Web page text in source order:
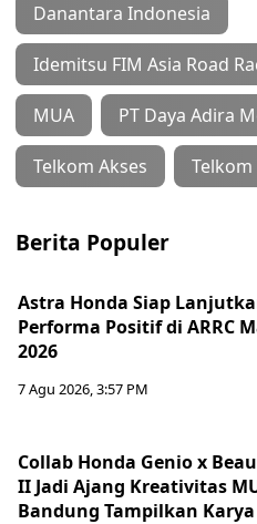
Danantara Indonesia
Idemitsu FIM Asia Road
MUA PT Daya Adira
Telkom Akses
Berita Populer
Astra Honda Siap
Performa Positif di ARRC
2026
7 Agu 2026, 3:57 PM
Collab Honda Genio x
II Jadi Ajang Kreativitas
Bandung Tampilkan